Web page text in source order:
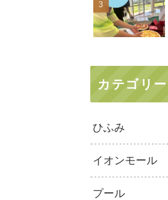
カテゴリー
ひふみ
イオンモール
プール